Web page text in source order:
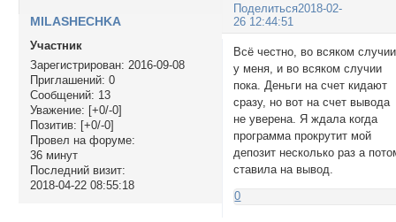
Поделиться2018-02-
26 12:44:51
MILASHECHKA
Участник
Зарегистрирован: 2016-09-08
Приглашений: 0
Сообщений: 13
Уважение: [+0/-0]
Позитив: [+0/-0]
Провел на форуме:
36 минут
Последний визит:
2018-04-22 08:55:18
Всё честно, во всяком случии
у меня, и во всяком случии
пока. Деньги на счет кидают
сразу, но вот на счет вывода
не уверена. Я ждала когда
программа прокрутит мой
депозит несколько раз а
ставила на вывод.
0